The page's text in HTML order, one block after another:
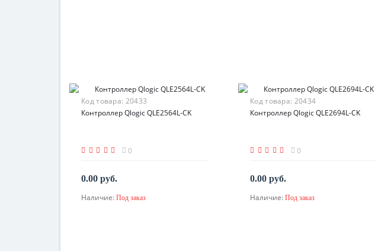
Код товара: 20433
Контроллер Qlogic QLE2564L-CK
0
0.00 руб.
По запросу
Наличие: Под заказ
Код товара: 20434
Контроллер Qlogic QLE2694L-CK
0
0.00 руб.
По запросу
Наличие: Под заказ